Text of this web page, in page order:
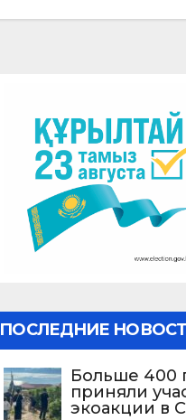
ПОСЛЕДНИЕ
Больше 400
приняли
экоакции в